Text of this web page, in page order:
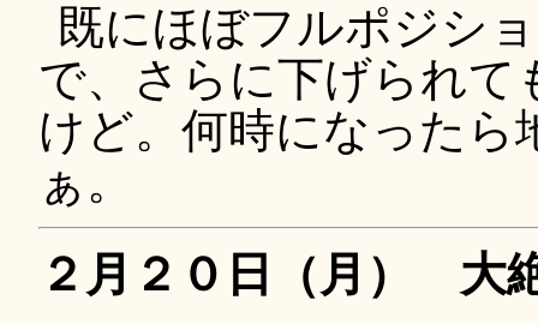
既にほぼフルポジシ
で、さらに下げられ
けど。何時になったら
ぁ。
２月２０日（月） 大